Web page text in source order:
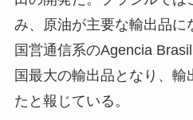
み、原油が主要な輸出品に
国営通信系のAgencia
国最大の輸出品となり、
たと報じている。